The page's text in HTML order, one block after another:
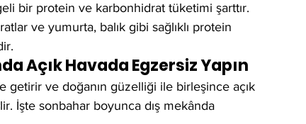
bir protein ve karbonhidrat tüketimi şarttır.
ve yumurta, balık gibi sağlıklı protein
Açık Havada Egzersiz Yapın
getirir ve doğanın güzelliği ile birleşince açık
İşte sonbahar boyunca dış mekânda